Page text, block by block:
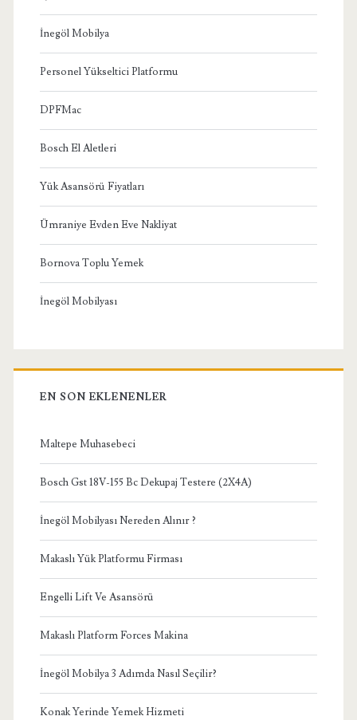
İnegöl Mobilya
Personel Yükseltici Platformu
DPFMac
Bosch El Aletleri
Yük Asansörü Fiyatları
Ümraniye Evden Eve Nakliyat
Bornova Toplu Yemek
İnegöl Mobilyası
EN SON EKLENENLER
Maltepe Muhasebeci
Bosch Gst 18V-155 Bc Dekupaj Testere (2X4A)
İnegöl Mobilyası Nereden Alınır ?
Makaslı Yük Platformu Firması
Engelli Lift Ve Asansörü
Makaslı Platform Forces Makina
İnegöl Mobilya 3 Adımda Nasıl Seçilir?
Konak Yerinde Yemek Hizmeti